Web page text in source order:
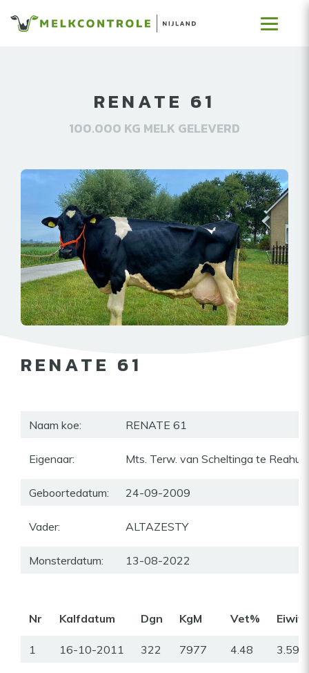
RENATE 61
100.000 KG MELK GELEVERD
RENATE 61
Naam koe: RENATE 61
Eigenaar: Mts. Terw. van Scheltinga te Reahus
Geboortedatum: 24-09-2009
Vader: ALTAZESTY
Monsterdatum: 13-08-2022
Nr Kalfdatum Dgn KgM Vet%
1 16-10-2011 322 7977 4.48 3.59